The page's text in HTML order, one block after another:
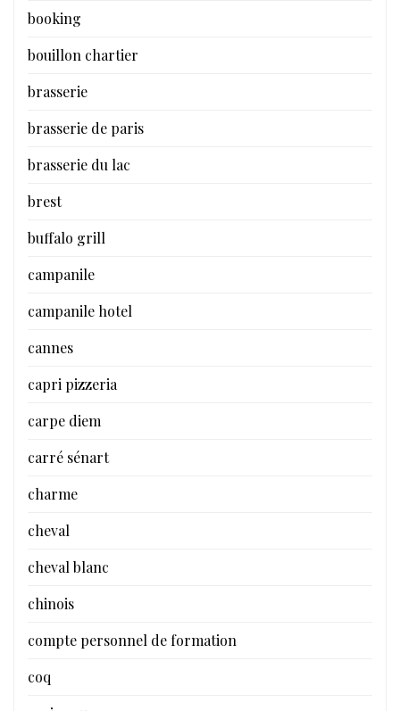
booking
bouillon chartier
brasserie
brasserie de paris
brasserie du lac
brest
buffalo grill
campanile
campanile hotel
cannes
capri pizzeria
carpe diem
carré sénart
charme
cheval
cheval blanc
chinois
compte personnel de formation
coq